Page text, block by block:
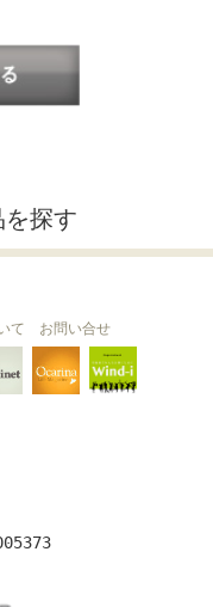
探す
て お問い合せ